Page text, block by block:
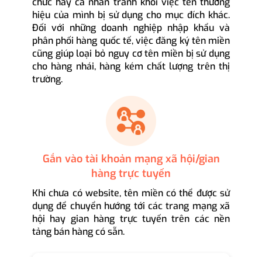
hiệu của mình bị sử dụng cho mục đích khác.
Đối với những doanh nghiệp nhập khẩu và
phân phối hàng quốc tế, việc đăng ký tên miền
cũng giúp loại bỏ nguy cơ tên miền bị sử dụng
cho hàng nhái, hàng kém chất lượng trên thị
trường.
Gắn vào tài khoản mạng xã hội/gian
hàng trực tuyến
Khi chưa có website, tên miền có thể được sử
dụng để chuyển hướng tới các trang mạng xã
hội hay gian hàng trực tuyến trên các nền
tảng bán hàng có sẵn.